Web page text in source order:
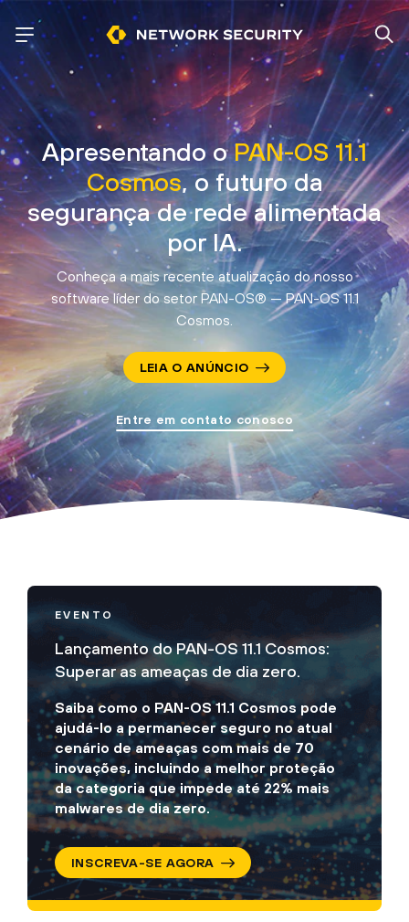
Apresentando oPAN-OS 11.1
Cosmos, o futuro da
segurança de redealimentada
por IA.
Conheça a mais recente atualização do nosso
software líder do setor PAN-OS® — PAN-OS 11.1
Cosmos.
LEIA O ANÚNCIO
Entre em contato conosco
Lançamento do PAN-OS 11.1 Cosmos:
Superar as ameaças de dia zero.
Saiba como o PAN-OS 11.1 Cosmos pode
ajudá-lo a permanecer seguro no atual
cenário de ameaças com mais de 70
inovações, incluindo a melhor proteção
da categoria que impede até 22% mais
malwares de dia zero.
INSCREVA-SE AGORA
EVENTO